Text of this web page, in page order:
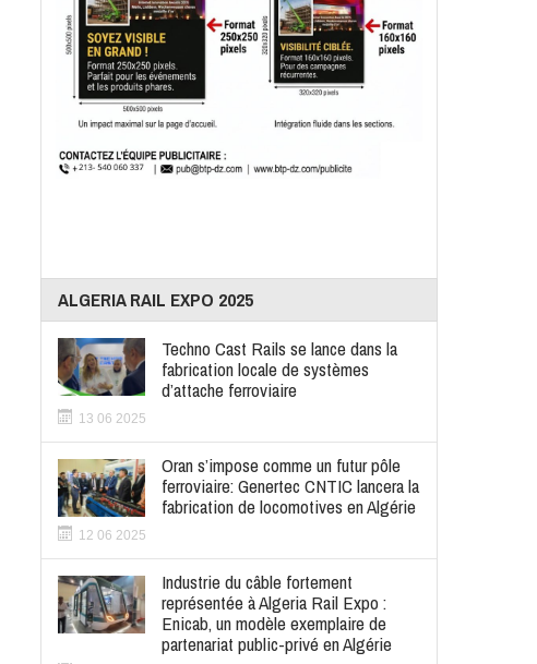
ALGERIA RAIL EXPO 2025
Techno Cast Rails se lance dans la
fabrication locale de systèmes
d’attache ferroviaire
13 06 2025
Oran s’impose comme un futur pôle
ferroviaire: Genertec CNTIC lancera la
fabrication de locomotives en Algérie
12 06 2025
Industrie du câble fortement
représentée à Algeria Rail Expo :
Enicab, un modèle exemplaire de
partenariat public-privé en Algérie